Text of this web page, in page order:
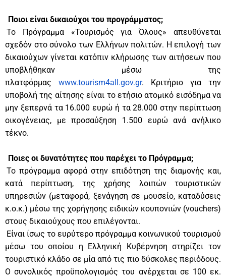
Ποιοι είναι δικαιούχοι του προγράμματος;
Το Πρόγραμμα «Τουρισμός για Όλους» απευθύνεται
σχεδόν στο σύνολο των Ελλήνων πολιτών. Η επιλογή των
δικαιούχων γίνεται κατόπιν κλήρωσης των αιτήσεων που
υποβλήθηκαν μέσω της
πλατφόρμας www.tourism4all.gov.gr. Κριτήριο για την
υποβολή της αίτησης είναι το ετήσιο ατομικό εισόδημα να
μην ξεπερνά τα 16.000 ευρώ ή τα 28.000 στην περίπτωση
οικογένειας, με προσαύξηση 1.500 ευρώ ανά ανήλικο
τέκνο.
Ποιες οι δυνατότητες που παρέχει το Πρόγραμμα;
Το πρόγραμμα αφορά στην επιδότηση της διαμονής και,
κατά περίπτωση, της χρήσης λοιπών τουριστικών
υπηρεσιών (μεταφορά, ξενάγηση σε μουσείο, καταδύσεις
κ.ο.κ.) μέσω της χορήγησης ειδικών κουπονιών (vouchers)
στους δικαιούχους που επιλέγονται.
Είναι ίσως το ευρύτερο πρόγραμμα κοινωνικού τουρισμού
μέσω του οποίου η Ελληνική Κυβέρνηση στηρίζει τον
τουριστικό κλάδο σε μία από τις πιο δύσκολες περιόδους.
Ο συνολικός προϋπολογισμός του ανέρχεται σε 100 εκ.